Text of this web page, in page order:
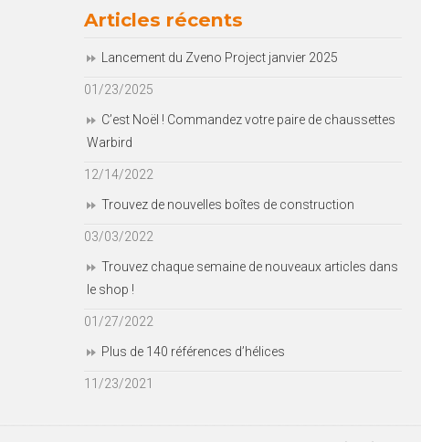
Articles récents
Lancement du Zveno Project janvier 2025
01/23/2025
C’est Noël ! Commandez votre paire de chaussettes
Warbird
12/14/2022
Trouvez de nouvelles boîtes de construction
03/03/2022
Trouvez chaque semaine de nouveaux articles dans
le shop !
01/27/2022
Plus de 140 références d’hélices
11/23/2021